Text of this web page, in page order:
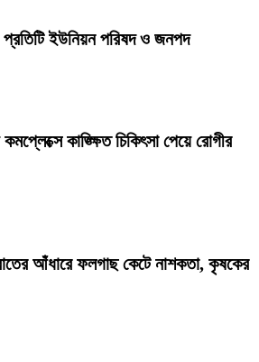
ইউনিয়ন পরিষদ ও জনপদ
কাঙ্ক্ষিত চিকিৎসা পেয়ে রোগীর
আঁধারে ফলগাছ কেটে নাশকতা, কৃষকের